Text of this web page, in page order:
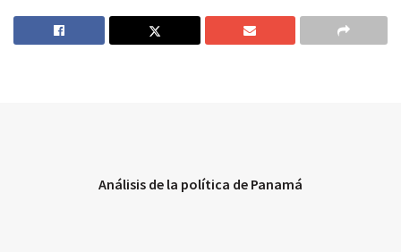
Análisis de la política de Panamá